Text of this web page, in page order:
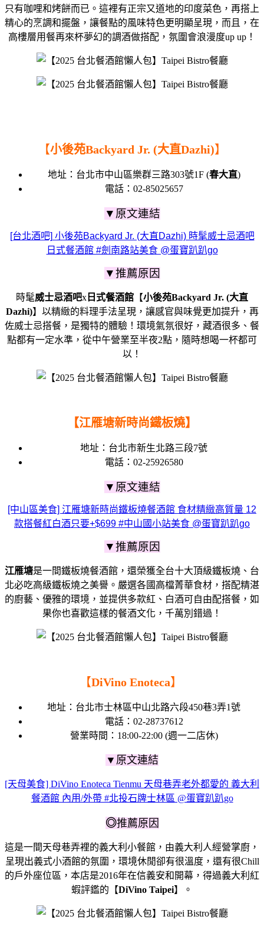
只有咖哩和烤餅而已。這裡有正宗又道地的印度菜色，再搭上
精心的烹調和擺盤，讓餐點的風味特色更明顯呈現， 而且，在
高樓層用餐再來杯夢幻的調酒做搭配， 氛圍會浪漫度up up！
【小後苑Backyard Jr. (大直Dazhi)】
地址：台北市中山區樂群三路303號1F (春大直)
電話：02-85025657
▼原文連結
[台北酒吧] 小後苑Backyard Jr. (大直Dazhi) 時髦威士忌酒吧
日式餐酒館 #劍南路站美食 @蛋寶趴趴go
▼推薦原因
時髦威士忌酒吧x 日式餐酒館 【小後苑Backyard Jr. (大直
Dazhi)】以精緻的料理手法呈現，讓感官與味覺更加提升，再
佐威士忌搭餐，是獨特的體驗！環境氣氛很好，藏酒很多、餐
點都有一定水準，從中午營業至半夜2點，隨時想喝一杯都可
以！
【江雁塘新時尚鐵板燒】
地址： 台北市新生北路三段7號
電話： 02-25926580
▼原文連結
[中山區美食] 江雁塘新時尚鐵板燒餐酒館 食材精緻高質量 12
款搭餐紅白酒只要+$699 #中山國小站美食 @蛋寶趴趴go
▼推薦原因
江雁塘是一間鐵板燒餐酒館，還榮獲全台十大頂級鐵板燒、台
北必吃高級鐵板燒之美譽。嚴選各國高檔菁華食材，搭配精湛
的廚藝、優雅的環境，並提供多款紅、白酒可自由配搭餐，如
果你也喜歡這樣的餐酒文化，千萬別錯過！
【DiVino Enoteca】
地址：台北市士林區中山北路六段450巷3弄1號
電話：02-28737612
營業時間：18:00-22:00 (週一二店休)
▼ 原文連結
[天母美食] DiVino Enoteca Tienmu 天母巷弄老外都愛的 義大利
餐酒館 內用/外帶 #北投石牌士林區 @蛋寶趴趴go
◎推薦原因
這是一間天母巷弄裡的義大利小餐館，由義大利人經營掌廚，
呈現出義式小酒館的氛圍，環境休閒卻有很溫度，還有很Chill
的戶外座位區，本店是2016年在信義安和開幕，得過義大利紅
蝦評鑑的【DiVino Taipei】。